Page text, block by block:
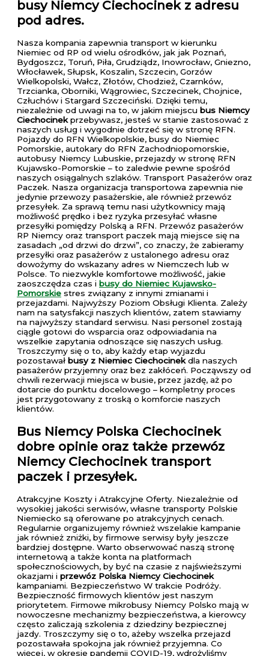
busy Niemcy Ciechocinek z adresu
pod adres.
Nasza kompania zapewnia transport w kierunku
Niemiec od RP od wielu ośrodków, jak jak Poznań,
Bydgoszcz, Toruń, Piła, Grudziądz, Inowrocław, Gniezno,
Włocławek, Słupsk, Koszalin, Szczecin, Gorzów
Wielkopolski, Wałcz, Złotów, Chodzież, Czarnków,
Trzcianka, Oborniki, Wągrowiec, Szczecinek, Chojnice,
Człuchów i Stargard Szczeciński. Dzięki temu,
niezależnie od uwagi na to, w jakim miejscu bus Niemcy
Ciechocinekprzebywasz, jesteś w stanie zastosować z
naszych usług i wygodnie dotrzeć się w stronę RFN.
Pojazdy do RFN Wielkopolskie, busy do Niemiec
Pomorskie, autokary do RFN Zachodniopomorskie,
autobusy Niemcy Lubuskie, przejazdy w stronę RFN
Kujawsko-Pomorskie – to zaledwie pewne spośród
naszych osiągalnych szlaków. Transport Pasażerów oraz
Paczek. Nasza organizacja transportowa zapewnia nie
jedynie przewozy pasażerskie, ale również przewóz
przesyłek. Za sprawą temu nasi użytkownicy mają
możliwość prędko i bez ryzyka przesyłać własne
przesyłki pomiędzy Polską a RFN. Przewóz pasażerów
RP Niemcy oraz transport paczek mają miejsce się na
zasadach „od drzwi do drzwi”, co znaczy, że zabieramy
przesyłki oraz pasażerów z ustalonego adresu oraz
dowożymy do wskazany adres w Niemczech lub w
Polsce. To niezwykle komfortowe możliwość, jakie
zaoszczędza czas i busy do Niemiec Kujawsko-
Pomorskie stres związany z innymi zmianami i
przejazdami. Najwyższy Poziom Obsługi Klienta. Zależy
nam na satysfakcji naszych klientów, zatem stawiamy
na najwyższy standard serwisu. Nasi personel zostają
ciągle gotowi do wsparcia oraz odpowiadania na
wszelkie zapytania odnoszące się naszych usług.
Troszczymy się o to, aby każdy etap wyjazdu
pozostawał busy z Niemiec Ciechocinekdla naszych
pasażerów przyjemny oraz bez zakłóceń. Począwszy od
chwili rezerwacji miejsca w busie, przez jazdę, aż po
dotarcie do punktu docelowego – kompletny proces
jest przygotowany z troską o komforcie naszych
klientów.
Bus Niemcy Polska Ciechocinek
dobre opinie oraz także przewóz
Niemcy Ciechocinek transport
paczek i przesyłek.
Atrakcyjne Koszty i Atrakcyjne Oferty. Niezależnie od
wysokiej jakości serwisów, własne transporty Polskie
Niemiecko są oferowane po atrakcyjnych cenach.
Regularnie organizujemy również wszelakie kampanie
jak również zniżki, by firmowe serwisy były jeszcze
bardziej dostępne. Warto obserwować naszą stronę
internetową a także konta na platformach
społecznościowych, by być na czasie z najświeższymi
okazjami i przewóz Polska Niemcy Ciechocinek
kampaniami. Bezpieczeństwo W trakcie Podróży.
Bezpieczność firmowych klientów jest naszym
priorytetem. Firmowe mikrobusy Niemcy Polsko mają w
nowoczesne mechanizmy bezpieczeństwa, a kierowcy
często zaliczają szkolenia z dziedziny bezpiecznej
jazdy. Troszczymy się o to, ażeby wszelka przejazd
pozostawała spokojna jak również przyjemna. Co
więcej, w okresie pandemii COVID-19, wdrożyliśmy